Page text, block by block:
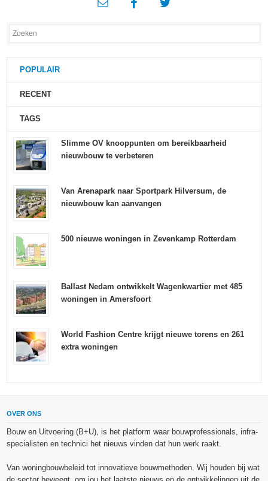
POPULAIR
RECENT
TAGS
Slimme OV knooppunten om bereikbaarheid
nieuwbouw te verbeteren
Van Arenapark naar Sportpark Hilversum, de
nieuwbouw kan aanvangen
500 nieuwe woningen in Zevenkamp Rotterdam
Ballast Nedam ontwikkelt Wagenkwartier met 485
woningen in Amersfoort
World Fashion Centre krijgt nieuwe torens en 261
extra woningen
OVER ONS
Bouw en Uitvoering (B+U), is het platform waar bouwprofessionals, infra-
specialisten en technici het nieuws vinden dat hun werk raakt.
Van woningbouwbeleid tot innovatieve bouwmethoden. Wij houden bij wat